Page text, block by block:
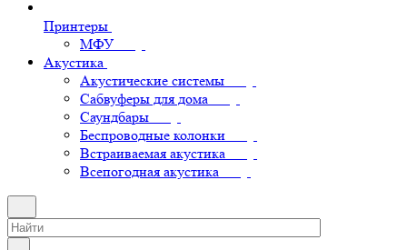
Принтеры
МФУ
Акустика
Акустические системы
Сабвуферы для дома
Саундбары
Беспроводные колонки
Встраиваемая акустика
Всепогодная акустика